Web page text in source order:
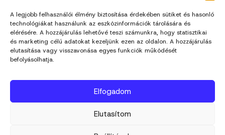
A legjobb felhasználói élmény biztosítása érdekében sütiket és hasonló
technológiákat használunk az eszközinformációk tárolására és
elérésére. A hozzájárulás lehetővé teszi számunkra, hogy statisztikai
és marketing célú adatokat kezeljünk ezen az oldalon. A hozzájárulás
elutasítása vagy visszavonása egyes funkciók működését
befolyásolhatja.
Elfogadom
Elutasítom
Impresszum
Cookie Policy (EU)
hello@mivagyunk.hu